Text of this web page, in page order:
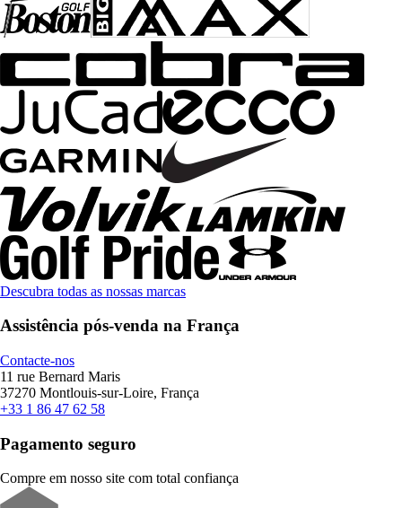
Descubra todas as nossas marcas
Assistência pós-venda na França
Contacte-nos
11 rue Bernard Maris
37270 Montlouis-sur-Loire, França
+33 1 86 47 62 58
Pagamento seguro
Compre em nosso site com total confiança